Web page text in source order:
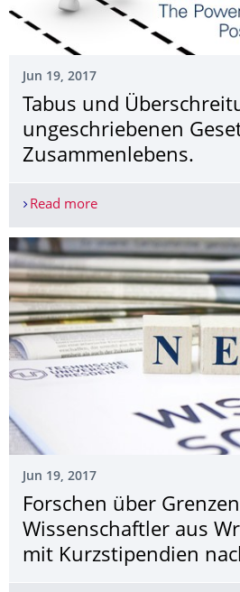
Jun 19, 2017
Tabus und
ungeschriebenen
Zusammenlebens.
Read moreTabus und
Jun 19, 2017
Forschen über
Wissenschaftler aus
mit Kurzstipendien